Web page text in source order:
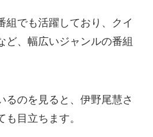
組でも活躍しており、クイ
ど、幅広いジャンルの番組
るのを見ると、伊野尾慧さ
目立ちます。